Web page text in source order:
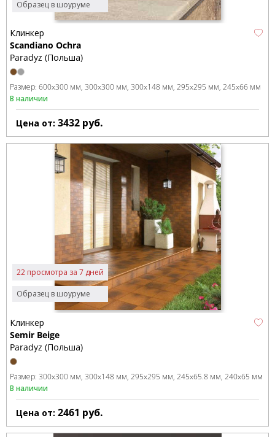
Образец в шоуруме
Клинкер
Scandiano Ochra
Paradyz (Польша)
Размер: 600x300 мм 300x300 мм 300x148 мм 295x295 мм 245x66 мм
В наличии
Цена от: 3432 руб.
Образец в шоуруме
22 просмотра за 7 дней
Клинкер
Semir Beige
Paradyz (Польша)
Размер: 300x300 мм 300x148 мм 295x295 мм 245x65.8 мм 240x65 мм
В наличии
Цена от: 2461 руб.